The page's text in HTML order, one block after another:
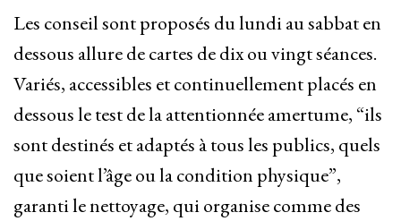
Les conseil sont proposés du lundi au sabbat en
dessous allure de cartes de dix ou vingt séances.
Variés, accessibles et continuellement placés en
dessous le test de la attentionnée amertume, “ils
sont destinés et adaptés à tous les publics, quels
que soient l’âge ou la condition physique”,
garanti le nettoyage, qui organise comme des